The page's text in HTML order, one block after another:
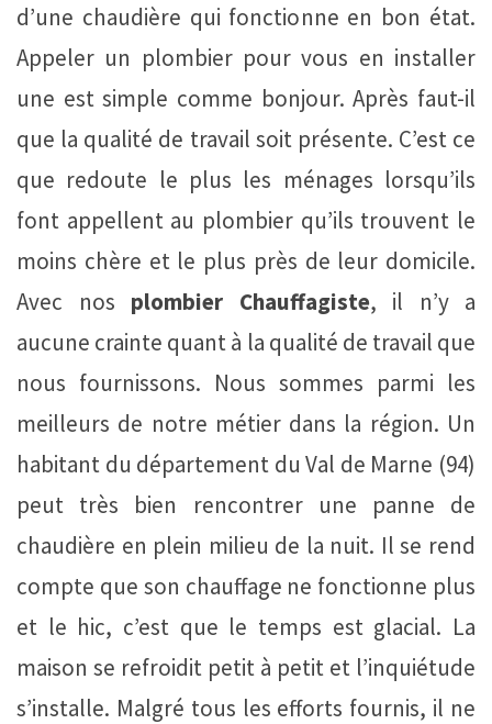
d’une chaudière qui fonctionne en bon état.
Appeler un plombier pour vous en installer
une est simple comme bonjour. Après faut-il
que la qualité de travail soit présente. C’est ce
que redoute le plus les ménages lorsqu’ils
font appellent au plombier qu’ils trouvent le
moins chère et le plus près de leur domicile.
Avec nos plombier Chauffagiste, il n’y a
aucune crainte quant à la qualité de travail que
nous fournissons. Nous sommes parmi les
meilleurs de notre métier dans la région. Un
habitant du département du Val de Marne (94)
peut très bien rencontrer une panne de
chaudière en plein milieu de la nuit. Il se rend
compte que son chauffage ne fonctionne plus
et le hic, c’est que le temps est glacial. La
maison se refroidit petit à petit et l’inquiétude
s’installe. Malgré tous les efforts fournis, il ne